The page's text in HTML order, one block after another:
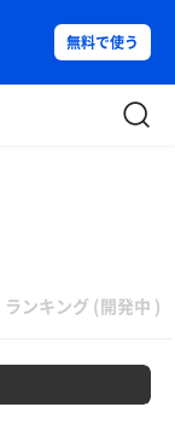
無料で使う
ランキング (開発中 )